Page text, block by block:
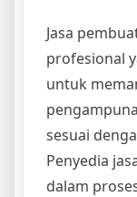
Jasa
profesional
untuk
sesuai
Penyedia
dalam